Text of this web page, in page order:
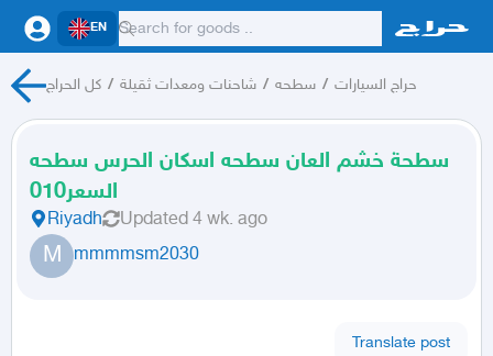
EN
كل الحراج / شاحنات ومعدات ثقيلة / سطحه / حراج السيارات
سطحة خشم العان سطحه اسكان الحرس سطحه
السعر010
Riyadh Updated 4 wk. ago
M mmmmsm2030
Translate post